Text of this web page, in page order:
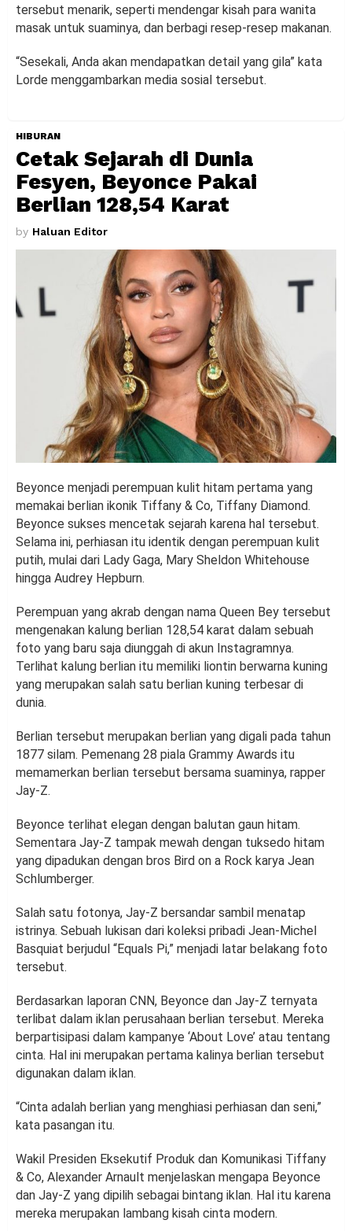
tersebut menarik, seperti mendengar kisah para wanita
masak untuk suaminya, dan berbagi resep-resep makanan.
“Sesekali, Anda akan mendapatkan detail yang gila” kata
Lorde menggambarkan media sosial tersebut.
HIBURAN
Cetak Sejarah di Dunia
Fesyen, Beyonce Pakai
Berlian 128,54 Karat
by Haluan Editor
Beyonce menjadi perempuan kulit hitam pertama yang
memakai berlian ikonik Tiffany & Co, Tiffany Diamond.
Beyonce sukses mencetak sejarah karena hal tersebut.
Selama ini, perhiasan itu identik dengan perempuan kulit
putih, mulai dari Lady Gaga, Mary Sheldon Whitehouse
hingga Audrey Hepburn.
Perempuan yang akrab dengan nama Queen Bey tersebut
mengenakan kalung berlian 128,54 karat dalam sebuah
foto yang baru saja diunggah di akun Instagramnya.
Terlihat kalung berlian itu memiliki liontin berwarna kuning
yang merupakan salah satu berlian kuning terbesar di
dunia.
Berlian tersebut merupakan berlian yang digali pada tahun
1877 silam. Pemenang 28 piala Grammy Awards itu
memamerkan berlian tersebut bersama suaminya, rapper
Jay-Z.
Beyonce terlihat elegan dengan balutan gaun hitam.
Sementara Jay-Z tampak mewah dengan tuksedo hitam
yang dipadukan dengan bros Bird on a Rock karya Jean
Schlumberger.
Salah satu fotonya, Jay-Z bersandar sambil menatap
istrinya. Sebuah lukisan dari koleksi pribadi Jean-Michel
Basquiat berjudul “Equals Pi,” menjadi latar belakang foto
tersebut.
Berdasarkan laporan CNN, Beyonce dan Jay-Z ternyata
terlibat dalam iklan perusahaan berlian tersebut. Mereka
berpartisipasi dalam kampanye ‘About Love’ atau tentang
cinta. Hal ini merupakan pertama kalinya berlian tersebut
digunakan dalam iklan.
“Cinta adalah berlian yang menghiasi perhiasan dan seni,”
kata pasangan itu.
Wakil Presiden Eksekutif Produk dan Komunikasi Tiffany
& Co, Alexander Arnault menjelaskan mengapa Beyonce
dan Jay-Z yang dipilih sebagai bintang iklan. Hal itu karena
mereka merupakan lambang kisah cinta modern.